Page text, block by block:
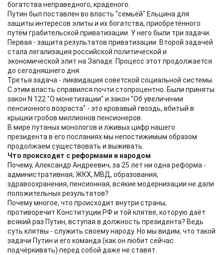
богатства неправедного, краденого.
Путин был поставлен во власть "семьёй" Ельцина для
защиты интересов элиты и их богатства, приобретённого
путём грабительской приватизации. У него были три задачи.
Первая - защита результатов приватизации. Второй задачей
стала легализация российской политической и
экономической элит на Западе. Процесс этот продолжается
до сегодняшнего дня.
Третья задача - ликвидация советской социальной системы.
С этим власть справился почти стопроцентно. Были приняты
закон N 122 "О монетизации" и закон "Об увеличении
пенсионного возраста" - это кровавый гвоздь, вбитый в
крышки гробов миллионов пенсионеров.
В мире путаных монологов и лживых цифр нашего
президента в его посланиях мы непостижимым образом
продолжаем существовать и выживать.
Что происходит с реформами и народом
Почему, Александр Андреевич, за 25 лет ни одна реформа -
административная, ЖКХ, МВД, образования,
здравоохранения, пенсионная, всякие модернизации не дали
положительных результатов?
Почему многое, что происходит внутри страны,
противоречит Конституции РФ и той клятве, которую даёт
всякий раз Путин, вступая в должность президента? Ведь
суть клятвы - служить своему народу. Но мы видим, что такой
задачи Путин и его команда (как он любит сейчас
подчёркивать) перед собой даже не ставят.